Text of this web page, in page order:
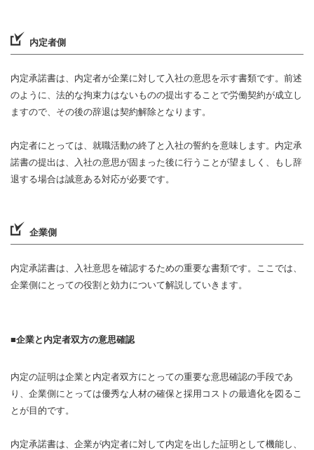
内定者側
内定承諾書は、内定者が企業に対して入社の意思を示す書類です。前述
のように、法的な拘束力はないものの提出することで労働契約が成立し
ますので、その後の辞退は契約解除となります。
内定者にとっては、就職活動の終了と入社の誓約を意味します。内定承
諾書の提出は、入社の意思が固まった後に行うことが望ましく、もし辞
退する場合は誠意ある対応が必要です。
企業側
内定承諾書は、入社意思を確認するための重要な書類です。ここでは、
企業側にとっての役割と効力について解説していきます。
企業と内定者双方の意思確認
内定の証明は企業と内定者双方にとっての重要な意思確認の手段であ
り、企業側にとっては優秀な人材の確保と採用コストの最適化を図るこ
とが目的です。
内定承諾書は、企業が内定者に対して内定を出した証明として機能し、